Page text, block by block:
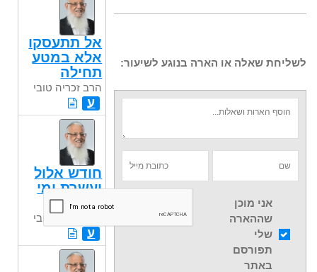
לשליחת שאלה או הארה בנוגע לשיעור:
אני מוכן
שההארה
שלי
תפורסם
באתר
אל תתעסקו
אלא במטע
תחילה
הרב זכריה טובי
ע
חודש אלול
ועשרת ימי
תשובה
הרב זכריה טובי
ע